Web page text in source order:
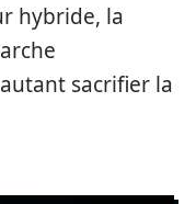
hybride, la
sacrifier la